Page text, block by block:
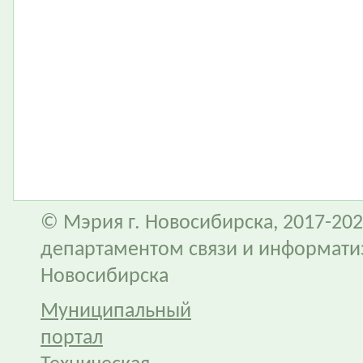
© Мэрия г. Новосибирска, 2017-
департаментом связи и
Новосибирска
Муниципальный
портал